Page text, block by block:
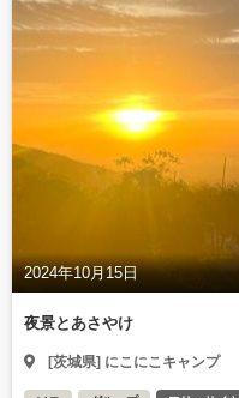
2024年10月15日
夜景とあさやけ
[茨城県] にこにこキャンプ